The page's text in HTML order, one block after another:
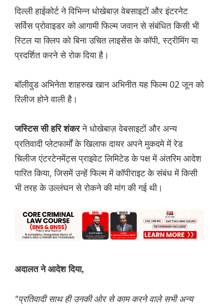
दिल्ली हाईकोर्ट ने विभिन्न धोखेबाज़ वेबसाइटों और इंटरनेट
सर्विस प्रोवाइडर को आगामी फिल्म जवान से संबंधित किसी भी
स्टिल या क्लिप को बिना उचित लाइसेंस के कॉपी, स्ट्रीमिंग या
प्रदर्शित करने से रोक दिया है।
बॉलीवुड अभिनेता शाहरुख खान अभिनीत यह फिल्म 02 जून को
रिलीज होने वाली है।
जस्टिस सी हरि शंकरने धोखेबाज़ वेबसाइटों और अन्य
प्रतिवादी प्लेटफार्मों के खिलाफ दायर अपने मुकदमे में रेड
चिलीज एंटरटेनमेंट्स प्राइवेट लिमिटेड के पक्ष में अंतरिम आदेश
पारित किया, जिसमें उन्हें फिल्म में कॉपीराइट के संबंध में किसी
भी तरह के उल्लंघन से रोकने की मांग की गई थी।
अदालत ने आदेश दिया,
"प्रतिवादी साथ ही उनकी ओर से काम करने वाले सभी अन्य